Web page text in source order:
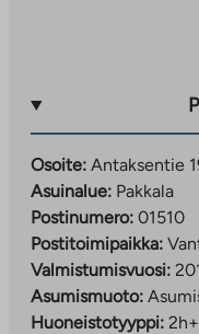
Osoite: Antaksentie
Asuinalue: Pakkala
Postinumero: 01510
Postitoimipaikka:
Valmistumisvuosi:
Asumismuoto:
Huoneistotyyppi: